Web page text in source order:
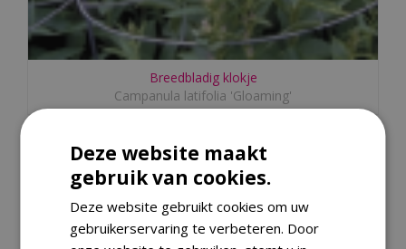
Breedbladig klokje
Campanula latifolia 'Gloaming'
Deze website maakt
gebruik van cookies.
Deze website gebruikt cookies om uw
gebruikerservaring te verbeteren. Door